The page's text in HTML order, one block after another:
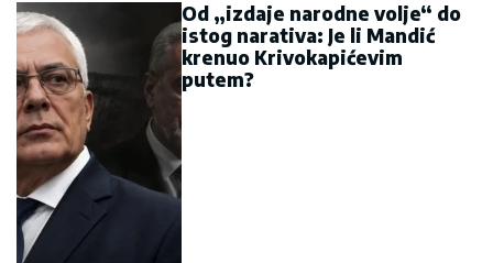
Od „izdaje narodne volje“ do
istog narativa: Je li Mandić
krenuo Krivokapićevim
putem?